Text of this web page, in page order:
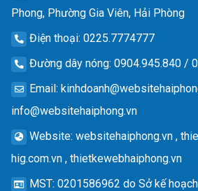
Phong, Phường Gia Viên, Hải Phòng
Điện thoại: 0225.7774777
Đường dây nóng: 0904.945.840 /
Email:
info@websitehaiphong.vn
Website: websitehaiphong.vn ,
hig.com.vn , thietkewebhaiphong.vn
MST: 0201586962 do Sở kế